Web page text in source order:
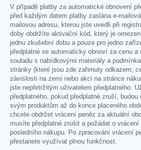
V případě platby za automatické obnovení
před každým datem platby zaslána e-
mailovou adresu, kterou jste uvedli při
doby obdržíte aktivační kód, který je
jednu zkušební dobu a pouze pro jedno
předplatné se automaticky obnoví za cenu a
souladu s nabídkovými materiály a
stránky (které jsou zde zahrnuty odkazem;
závislosti na zemi nebo akci na stránce
jste nepřetržitým uživatelem předplatného.
předplatného, pokud předplatné zruší,
svým produktům až do konce placeného
chcete obdržet vrácení peněz za aktuální
musíte předplatné zrušit a požádat o vrácení
posledního nákupu. Po zpracování vrácení
přestanete využívat plnou funkčnost.